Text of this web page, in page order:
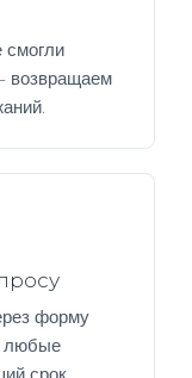
смогли
возвращаем
форму
любые